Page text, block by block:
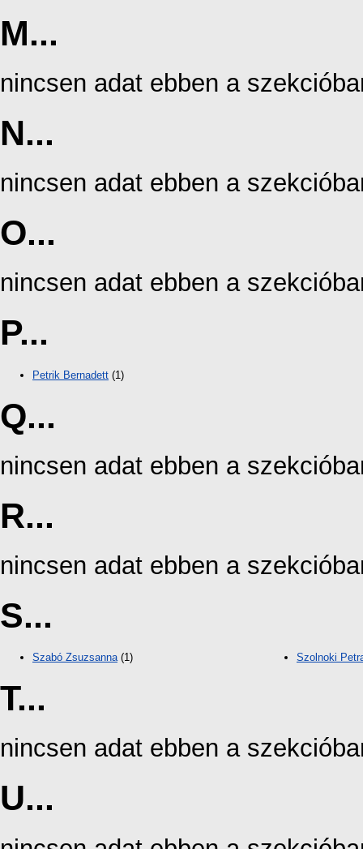
M...
nincsen adat ebben a
N...
nincsen adat ebben a
O...
nincsen adat ebben a
P...
Petrik Bernadett (1)
Q...
nincsen adat ebben a
R...
nincsen adat ebben a
S...
Szabó Zsuzsanna(1) Szolnoki
T...
nincsen adat ebben a
U...